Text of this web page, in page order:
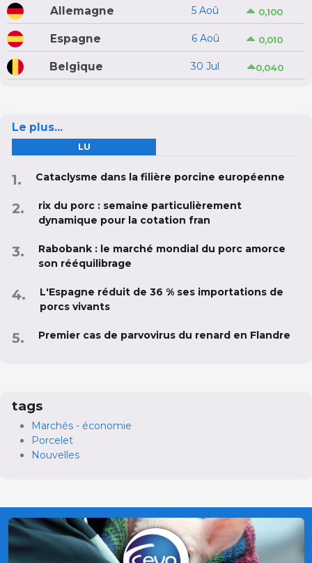
Allemagne 5 Aoû 0,100
Espagne 6 Aoû 0,010
Belgique 30 Jul 0,040
Le plus...
LU
Cataclysme dans la filière porcine européenne
rix du porc : semaine particulièrement
dynamique pour la cotation fran
Rabobank : le marché mondial du porc amorce
son rééquilibrage
L'Espagne réduit de 36 % ses importations de
porcs vivants
Premier cas de parvovirus du renard en Flandre
tags
Marchés - économie
Porcelet
Nouvelles